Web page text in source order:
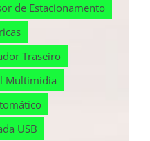
de Estacionamento
Traseiro
Multimídia
USB